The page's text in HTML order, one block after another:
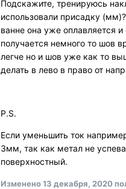
Подскажите, тренируюсь
использовали присадку
ванне она уже оплавляется
получается немного то шов
легче но и шов уже как то
делать в лево в право от
P.S.
Если уменьшить ток
3мм, так как метал не
поверхностный.
Изменено13 декабря, 2020